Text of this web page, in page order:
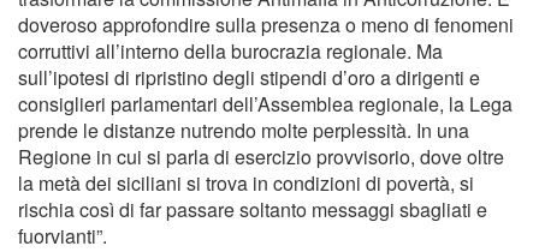
doveroso approfondire sulla presenza o meno di fenomeni
corruttivi all’interno della burocrazia regionale. Ma
sull’ipotesi di ripristino degli stipendi d’oro a dirigenti e
consiglieri parlamentari dell’Assemblea regionale, la Lega
prende le distanze nutrendo molte perplessità. In una
Regione in cui si parla di esercizio provvisorio, dove oltre
la metà dei siciliani si trova in condizioni di povertà, si
rischia così di far passare soltanto messaggi sbagliati e
fuorvianti”.